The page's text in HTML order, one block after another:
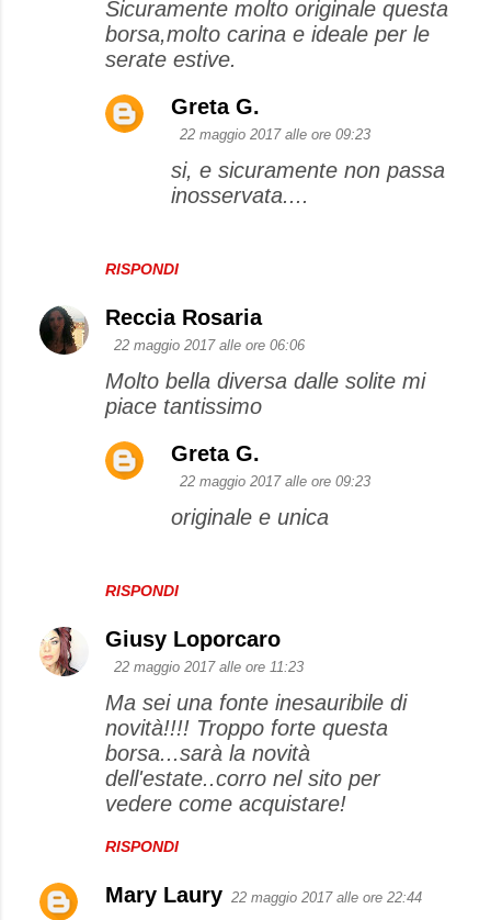
Sicuramente molto originale questa
borsa,molto carina e ideale per le
serate estive.
RISPONDI
Greta G.
22 maggio 2017 alle ore 09:23
si, e sicuramente non passa
inosservata....
Reccia Rosaria
22 maggio 2017 alle ore 06:06
Molto bella diversa dalle solite mi
piace tantissimo
RISPONDI
Greta G.
22 maggio 2017 alle ore 09:23
originale e unica
Giusy Loporcaro
22 maggio 2017 alle ore 11:23
Ma sei una fonte inesauribile di
novità!!!! Troppo forte questa
borsa...sarà la novità
dell'estate..corro nel sito per
vedere come acquistare!
RISPONDI
Mary Laury 22 maggio 2017 alle ore 22:44